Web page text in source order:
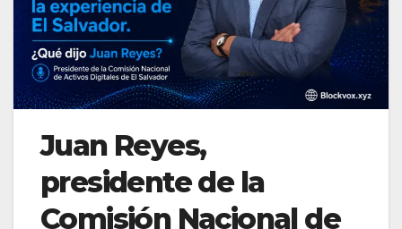
Juan Reyes,
presidente de la
Comisión Nacional de